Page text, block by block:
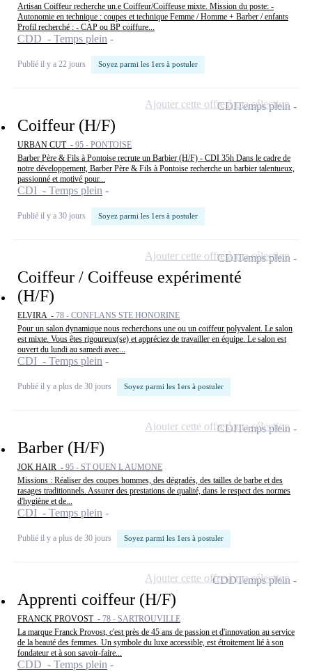
Artisan Coiffeur recherche un.e Coiffeur/Coiffeuse mixte. Mission du poste: -
Autonomie en technique : coupes et technique Femme / Homme + Barber / enfants
Profil recherché : - CAP ou BP coiffure...
CDD - Temps plein
Publié il y a 22 jours Soyez parmi les 1ers à postuler
Coiffeur (H/F)
URBAN CUT - 95 - PONTOISE
Barber Père & Fils à Pontoise recrute un Barbier (H/F) - CDI 35h Dans le cadre de
notre développement, Barber Père & Fils à Pontoise recherche un barbier talentueux,
passionné et motivé pour...
CDI - Temps plein
Publié il y a 30 jours Soyez parmi les 1ers à postuler
CDITemps plein
Ajouter cette offre à ma sélection
Coiffeur / Coiffeuse expérimenté
(H/F)
ELVIRA - 78 - CONFLANS STE HONORINE
Pour un salon dynamique nous recherchons une ou un coiffeur polyvalent. Le salon
est mixte. Vous êtes rigoureux(se) et appréciez de travailler en équipe. Le salon est
ouvert du lundi au samedi avec...
CDI - Temps plein
Publié il y a plus de 30 jours Soyez parmi les 1ers à postuler
CDITemps plein
Ajouter cette offre à ma sélection
Barber (H/F)
JOK HAIR - 95 - ST OUEN L AUMONE
Missions : Réaliser des coupes hommes, des dégradés, des tailles de barbe et des
rasages traditionnels. Assurer des prestations de qualité, dans le respect des normes
d'hygiène et de...
CDI - Temps plein
Publié il y a plus de 30 jours Soyez parmi les 1ers à postuler
CDITemps plein
Ajouter cette offre à ma sélection
Apprenti coiffeur (H/F)
FRANCK PROVOST - 78 - SARTROUVILLE
La marque Franck Provost, c'est près de 45 ans de passion et d'innovation au service
de la beauté des femmes. Un symbole du luxe accessible, est étroitement lié à son
fondateur et à son savoir-faire...
CDD - Temps plein
CDDTemps plein
Ajouter cette offre à ma sélection